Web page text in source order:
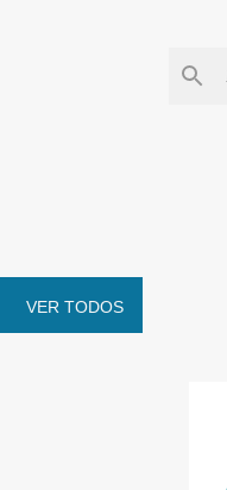
VER TODOS